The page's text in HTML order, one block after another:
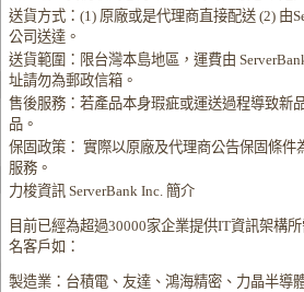
送貨方式：(1) 原廠或是代理商直接配送 (2) 由
公司送達。
送貨範圍：限台灣本島地區，運費由
址請勿為郵政信箱。
售後服務：若產品本身瑕疵或運送過程導致新
品。
保固政策： 實際以原廠及代理商公告保固條件
服務。
力梭資訊 ServerBank Inc. 簡介
目前已經為超過30000家企業提供IT資訊架構
名客戶如：
製造業：台積電、友達、鴻海精密、力晶半導